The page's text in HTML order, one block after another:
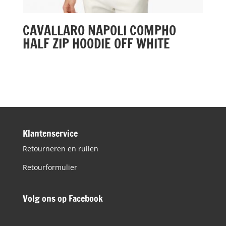
CAVALLARO NAPOLI COMPHO
HALF ZIP HOODIE OFF WHITE
Klantenservice
Retourneren en ruilen
Retourformulier
Volg ons op Facebook